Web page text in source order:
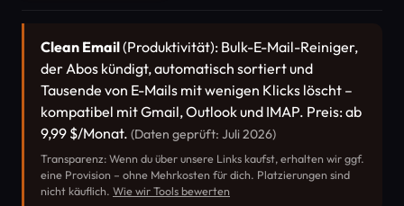
Clean Email(Produktivität): Bulk-E-Mail-Reiniger,
der Abos kündigt, automatisch sortiert und
Tausende von E-Mails mit wenigen Klicks löscht –
kompatibel mit Gmail, Outlook und IMAP. Preis: ab
9,99 $/Monat. (Daten geprüft: Juli 2026)
Transparenz: Wenn du über unsere Links kaufst, erhalten wir ggf.
eine Provision – ohne Mehrkosten für dich. Platzierungen sind
nicht käuflich. Wie wir Tools bewerten